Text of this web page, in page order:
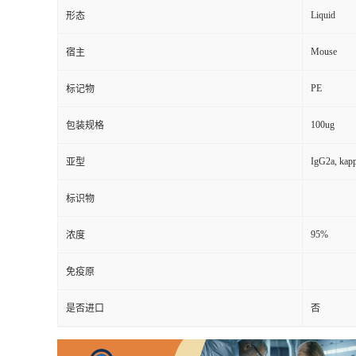
形态 Liquid
宿主 Mouse
标记物 PE
包装规格 100ug
亚型 IgG2a,
标识物
浓度 95%
免疫原
是否进口 否